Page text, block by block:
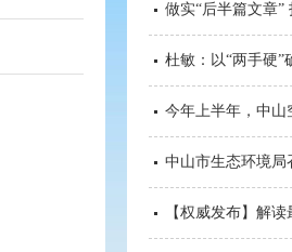
做实“后半篇文章”
杜敏：以“两手硬”
今年上半年，中山
中山市生态环境局
【权威发布】解